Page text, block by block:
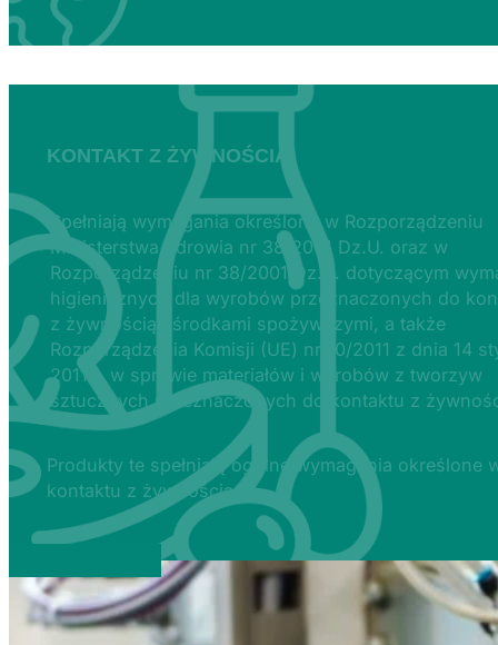
KONTAKT Z ŻYWNOŚCIĄ
Spełniają wymagania określone w Rozporządzeniu
Ministerstwa Zdrowia nr 38/2001 Dz.U. oraz w
Rozporządzeniu nr 38/2001 Dz.U. dotyczącym
higienicznych dla wyrobów przeznaczonych do
z żywnością i środkami spożywczymi, a także
Rozporządzenia Komisji (UE) nr 10/2011 z dnia 14
2011 r. w sprawie materiałów i wyrobów z tworzyw
sztucznych przeznaczonych do kontaktu z
Produkty te spełniają ogólne wymagania
kontaktu z żywnością.